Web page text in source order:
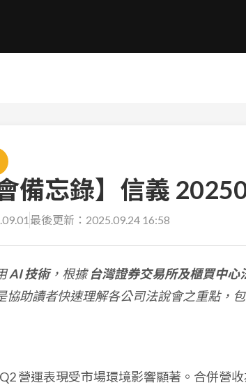
備忘錄】信義
最後更新： 2025.09.24 16:58
AI 技術，根據台灣證券交易所及櫃買中心
協助讀者快速理解各公司法說會之重點，
營運表現受市場環境影響顯著。合併營